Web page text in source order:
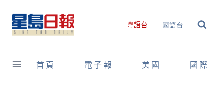
content
粵語台 國語台
首頁 電子報 美國 國際